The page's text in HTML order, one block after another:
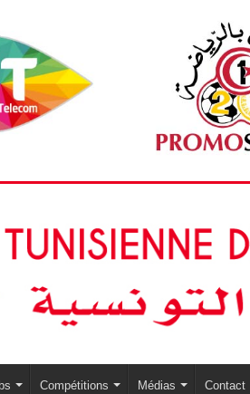
Compétitions Médias Contact